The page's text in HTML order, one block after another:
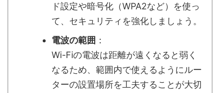
ド設定や暗号化（WPA2など）を使っ
て、セキュリティを強化しましょう。
電波の範囲 ：
Wi-Fiの電波は距離が遠くなると弱く
なるため、範囲内で使えるようにルー
ターの設置場所を工夫することが大切